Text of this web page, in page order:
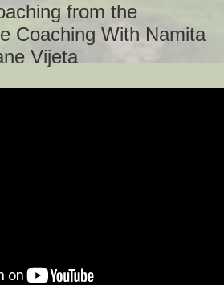
from the
Coaching With Namita
Vijeta